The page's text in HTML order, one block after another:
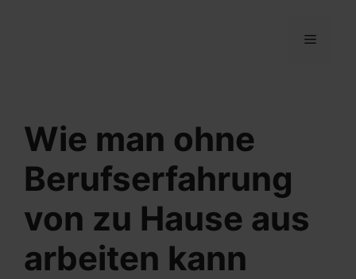
MENÜ
Wie man ohne
Berufserfahrung
von zu Hause aus
arbeiten kann